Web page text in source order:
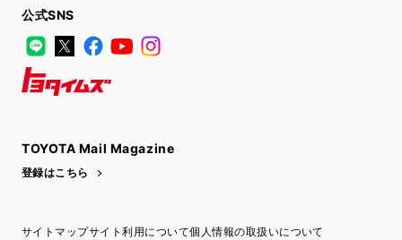
公式SNS
LINE
X FacebookYouTube
TOYOTA Mail Magazine
登録はこちら
サイトマップサイト利用について個人情報の取扱いについて